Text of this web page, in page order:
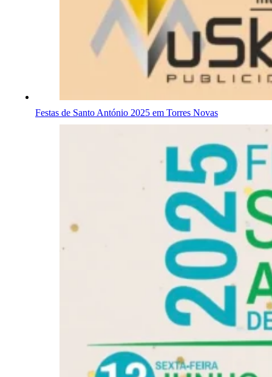
Festas de Santo António 2025 em Torres Novas